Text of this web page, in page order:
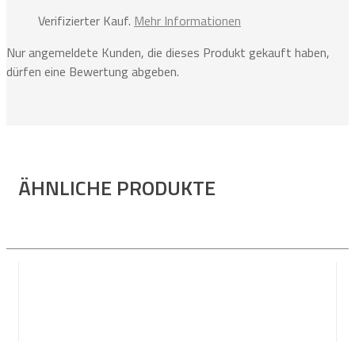
Verifizierter Kauf. Mehr Informationen
Nur angemeldete Kunden, die dieses Produkt gekauft haben,
dürfen eine Bewertung abgeben.
ÄHNLICHE PRODUKTE